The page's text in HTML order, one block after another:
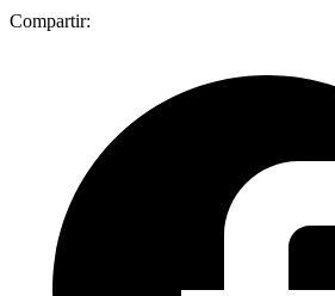
Compartir: